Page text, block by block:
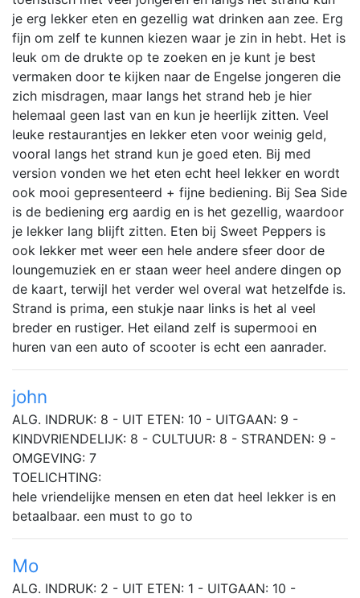
je erg lekker eten en gezellig wat drinken aan zee. Erg
fijn om zelf te kunnen kiezen waar je zin in hebt. Het is
leuk om de drukte op te zoeken en je kunt je best
vermaken door te kijken naar de Engelse jongeren die
zich misdragen, maar langs het strand heb je hier
helemaal geen last van en kun je heerlijk zitten. Veel
leuke restaurantjes en lekker eten voor weinig geld,
vooral langs het strand kun je goed eten. Bij med
version vonden we het eten echt heel lekker en wordt
ook mooi gepresenteerd + fijne bediening. Bij Sea Side
is de bediening erg aardig en is het gezellig, waardoor
je lekker lang blijft zitten. Eten bij Sweet Peppers is
ook lekker met weer een hele andere sfeer door de
loungemuziek en er staan weer heel andere dingen op
de kaart, terwijl het verder wel overal wat hetzelfde is.
Strand is prima, een stukje naar links is het al veel
breder en rustiger. Het eiland zelf is supermooi en
huren van een auto of scooter is echt een aanrader.
john
ALG. INDRUK: 8 - UIT ETEN: 10 - UITGAAN: 9 -
KINDVRIENDELIJK: 8 - CULTUUR: 8 - STRANDEN: 9 -
OMGEVING: 7
TOELICHTING:
hele vriendelijke mensen en eten dat heel lekker is en
betaalbaar. een must to go to
Mo
ALG. INDRUK: 2 - UIT ETEN: 1 - UITGAAN: 10 -